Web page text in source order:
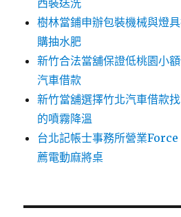
西裝送洗
樹林當鋪申辦包裝機械與燈
購抽水肥
新竹合法當舖保證低桃園小
汽車借款
新竹當舖選擇竹北汽車借款
的噴霧降溫
台北記帳士事務所營業
薦電動麻將桌